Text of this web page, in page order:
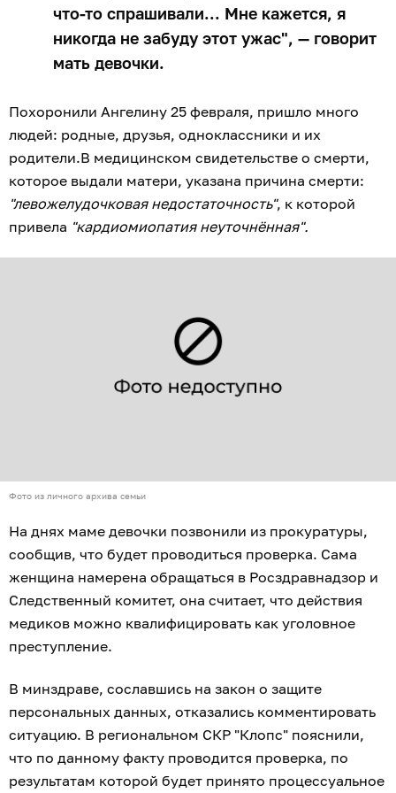
что-то спрашивали... Мне кажется, я
никогда не забуду этот ужас", — говорит
мать девочки.
Похоронили Ангелину 25 февраля, пришло много
людей: родные, друзья, одноклассники и их
родители.В медицинском свидетельстве о смерти,
которое выдали матери, указана причина смерти:
"левожелудочковая недостаточность", к которой
привела "кардиомиопатия неуточнённая".
Фото из личного архива семьи
На днях маме девочки позвонили из прокуратуры,
сообщив, что будет проводиться проверка. Сама
женщина намерена обращаться в Росздравнадзор и
Следственный комитет, она считает, что действия
медиков можно квалифицировать как уголовное
преступление.
В минздраве, сославшись на закон о защите
персональных данных, отказались комментировать
ситуацию. В региональном СКР "Клопс" пояснили,
что по данному факту проводится проверка, по
результатам которой будет принято процессуальное